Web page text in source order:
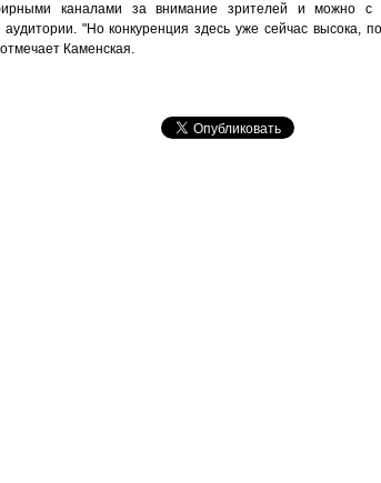
каналами за внимание зрителей и можно с
аудитории. "Но конкуренция здесь уже сейчас высока,
Каменская.